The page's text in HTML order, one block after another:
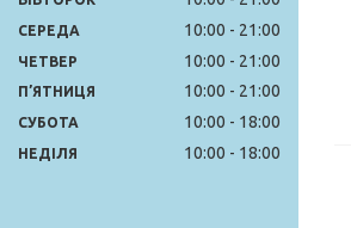
СЕРЕДА 10:00 21:00
ЧЕТВЕР 10:00 21:00
ПʼЯТНИЦЯ 10:00 21:00
СУБОТА 10:00 18:00
НЕДІЛЯ 10:00 18:00